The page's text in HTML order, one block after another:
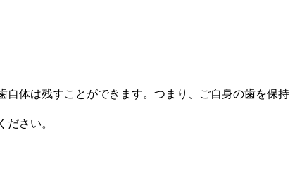
体は残すことができます。つまり、ご自身の歯を保持
さい。